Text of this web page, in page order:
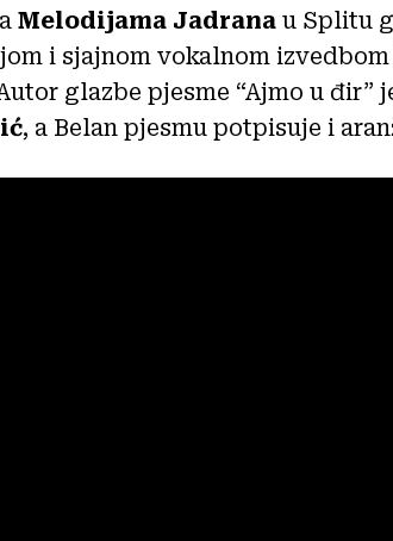
Melodijama Jadrana u Splitu
i sjajnom vokalnom
glazbe pjesme “Ajmo u đir”
, a Belan pjesmu potpisuje i